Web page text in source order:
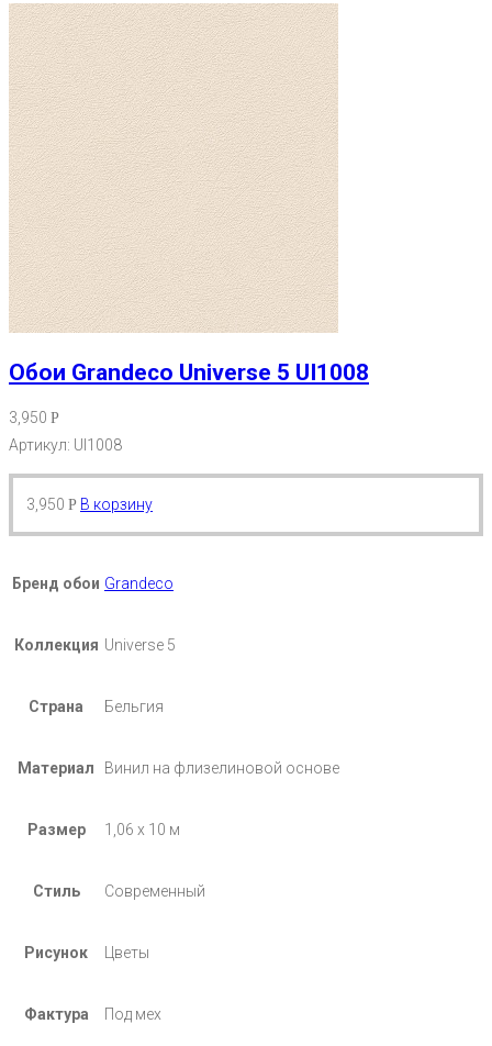
Обои Grandeco Universe 5 UI1008
3,950 Р
Артикул: UI1008
3,950 Р В корзину
Бренд обои Grandeco
Коллекция Universe 5
Страна Бельгия
Материал Винил на флизелиновой основе
Размер 1,06 х 10 м
Стиль Современный
Рисунок Цветы
Фактура Под мех